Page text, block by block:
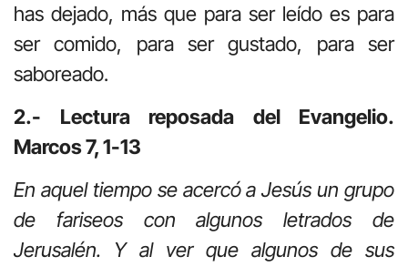
has dejado, más que para ser leído es para
ser comido, para ser gustado, para ser
saboreado.
2.- Lectura reposada del Evangelio.
Marcos 7, 1-13
En aquel tiempo se acercó a Jesús un grupo
de fariseos con algunos letrados de
Jerusalén. Y al ver que algunos de sus